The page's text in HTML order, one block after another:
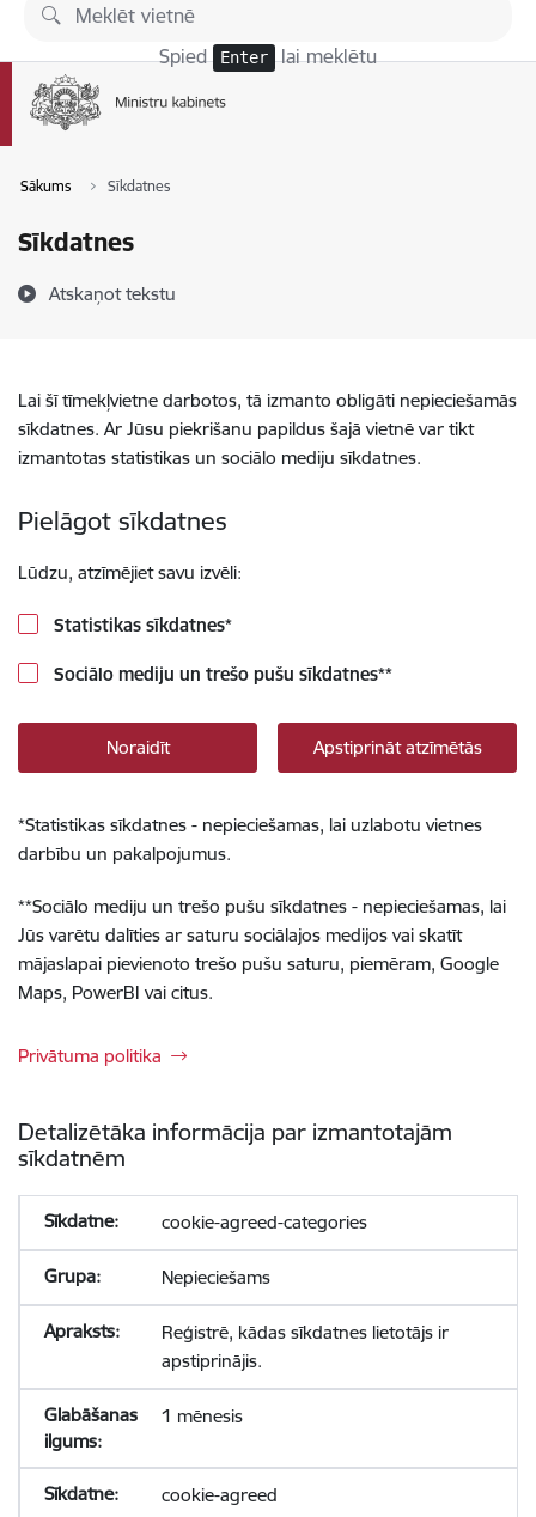
Pāriet uz lapas saturu
Spied Enter lai meklētu
Sākums Sīkdatnes
Sīkdatnes
Atskaņot tekstu
Lai šī tīmekļvietne darbotos, tā izmanto obligāti nepieciešamās
sīkdatnes. Ar Jūsu piekrišanu papildus šajā vietnē var tikt
izmantotas statistikas un sociālo mediju sīkdatnes.
Pielāgot sīkdatnes
Lūdzu, atzīmējiet savu izvēli:
Statistikas sīkdatnes*
Sociālo mediju un trešo pušu sīkdatnes**
Noraidīt Apstiprināt atzīmētās
*Statistikas sīkdatnes - nepieciešamas, lai uzlabotu vietnes
darbību un pakalpojumus.
**Sociālo mediju un trešo pušu sīkdatnes - nepieciešamas, lai
Jūs varētu dalīties ar saturu sociālajos medijos vai skatīt
mājaslapai pievienoto trešo pušu saturu, piemēram, Google
Maps, PowerBI vai citus.
Privātuma politika
Detalizētāka informācija par izmantotajām
sīkdatnēm
cookie-agreed-categories
Nepieciešams
Reģistrē, kādas sīkdatnes lietotājs ir
apstiprinājis.
1 mēnesis
cookie-agreed